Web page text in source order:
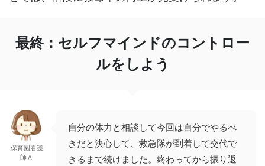
最終：セルフマインドのコントロー
ルをしよう
保育園看護
師Ａ
自分の体力と相談して今回は自分でやるべ
きだと決心して、救急隊が到着して交代で
きるまで続けました。終わってから振り返